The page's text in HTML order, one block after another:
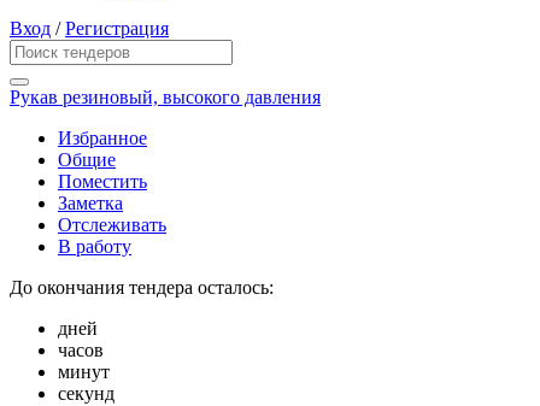
Вход /Регистрация
Рукав резиновый, высокого давления
Избранное
Общие
Поместить
Заметка
Отслеживать
В работу
До окончания тендера осталось:
дней
часов
минут
секунд